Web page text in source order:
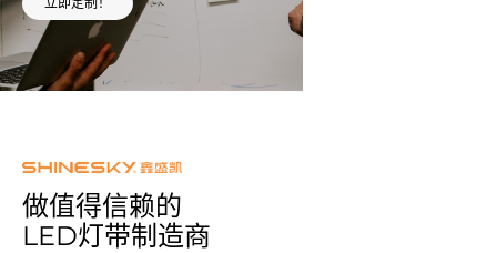
做值得信赖的
LED灯带制造商